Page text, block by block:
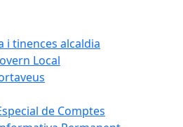
i tinences alcaldia
Local
de Comptes